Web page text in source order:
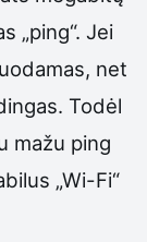
„ping“. Jei
net
Todėl
mažu ping
„Wi-Fi“